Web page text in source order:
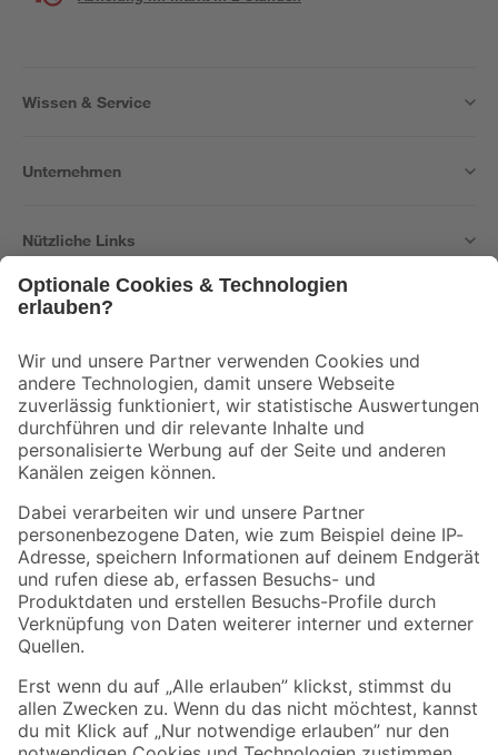
Wissen & Service
Unternehmen
Nützliche Links
Der toom Newsletter: Keine Angebote und Aktionen mehr verpassen!
Zur Newsletter Anmeldung
Folge uns
Zahlungsarten Versandarten
Sicher einkaufen
Jetzt die toom-App herunterladen